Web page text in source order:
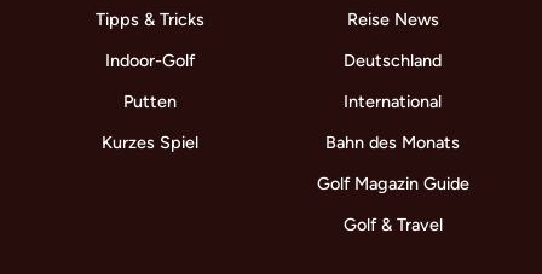
Tipps & Tricks
Indoor-Golf
Putten
Kurzes Spiel
Reise News
Deutschland
International
Bahn des Monats
Golf Magazin Guide
Golf & Travel